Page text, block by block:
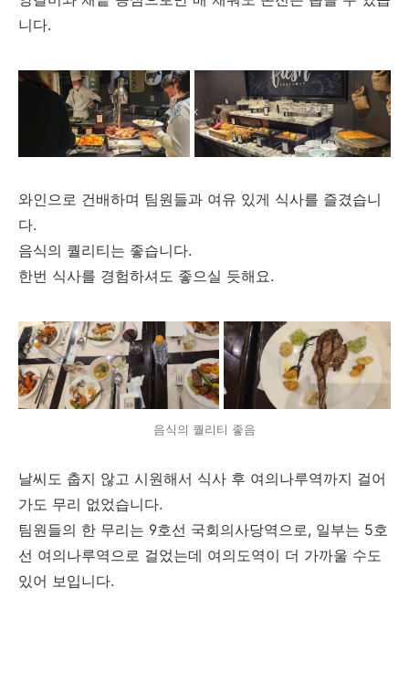
니다.
와인으로 건배하며 팀원들과 여유 있게 식사를 즐겼습니
다.
음식의 퀄리티는 좋습니다.
한번 식사를 경험하셔도 좋으실 듯해요.
음식의 퀄리티 좋음
날씨도 춥지 않고 시원해서 식사 후 여의나루역까지 걸어
가도 무리 없었습니다.
팀원들의 한 무리는 9호선 국회의사당역으로, 일부는 5호
선 여의나루역으로 걸었는데 여의도역이 더 가까울 수도
있어 보입니다.